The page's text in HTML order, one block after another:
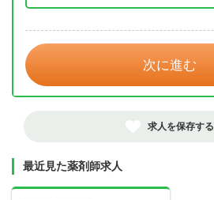
次に進む
求人を保存する
最近見た薬剤師求人